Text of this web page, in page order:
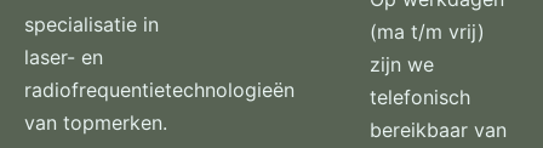
specialisatie in
laser- en
radiofrequentietechnologieën
van topmerken.
(ma t/m vrij)
zijn we
telefonisch
bereikbaar van